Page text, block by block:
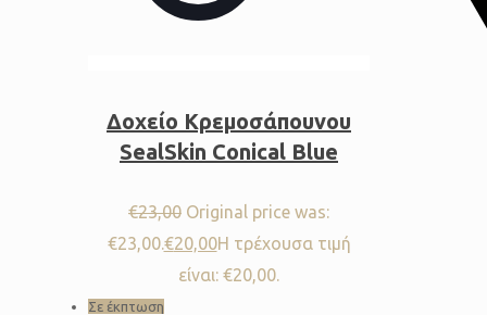
Δοχείο Κρεμοσάπουνου
SealSkin Conical Blue
€23,00 Original price was:
€23,00.€20,00Η τρέχουσα τιμή
είναι: €20,00.
Σε έκπτωση